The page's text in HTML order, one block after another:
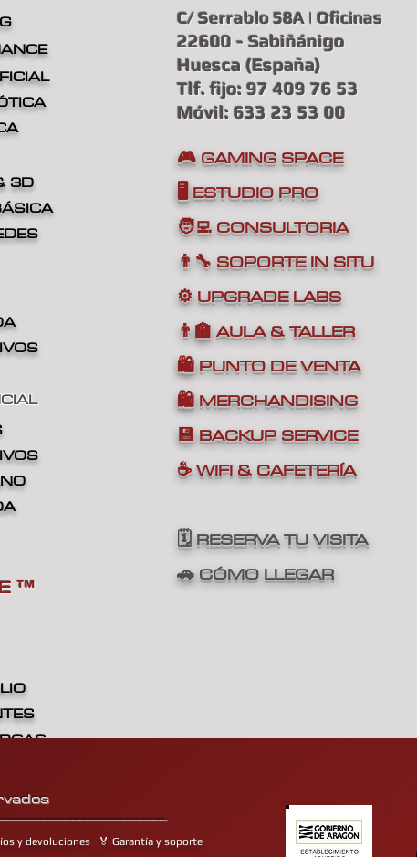
3D
™
C/ Serrablo 58A | Oficinas
22600 - Sabiñánigo
Huesca (España)
Tlf. fijo: 97 409 76 53
Móvil: 633 23 53 00
🎮 GAMING SPACE
🖥️ ESTUDIO PRO
🧑‍💻 CONSULTORIA
👨‍🔧 SOPORTE IN SITU
⚙️ UPGRADE LABS
👨‍🏫 AULA & TALLER
🛍️ PUNTO DE VENTA
🛍️ MERCHANDISING
💾 BACKUP SERVICE
☕ WIFI & CAFETERÍA
🗓️ RESERVA TU VISITA
🚗 CÓMO LLEGAR
y devoluciones 🏅 Garantía y soporte